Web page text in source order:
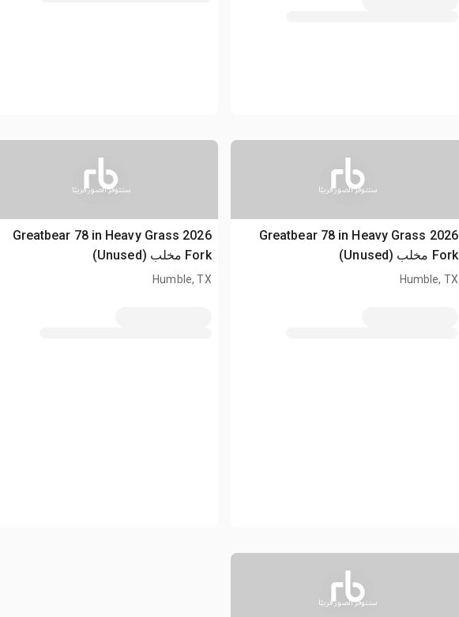
ستتوفر الصور قريبًا
2026 Greatbear 78 in Heavy Grass
Fork مخلب (Unused)
Humble, TX
ستتوفر الصور قريبًا
2026 Greatbear 78 in Heavy Grass
Fork مخلب (Unused)
Humble, TX
ستتوفر الصور قريبًا